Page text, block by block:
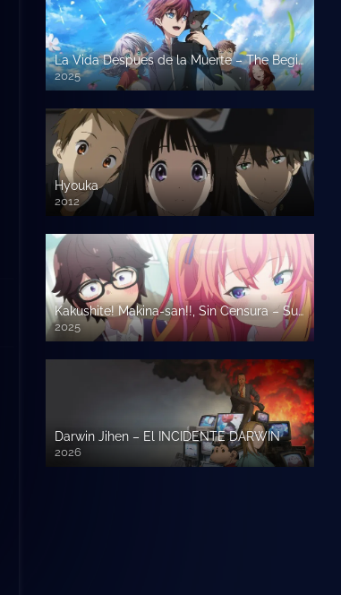
La Vida Despues de la Muerte – The Beginning After the End – Saikyou no Ousama
2025
Hyouka
2012
Kakushite! Makina-san!!, Sin Censura – Sub Español
2025
Darwin Jihen – El INCIDENTE DARWIN
2026